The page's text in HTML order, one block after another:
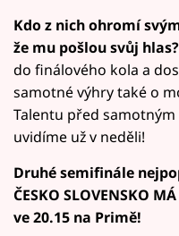
Kdo z nich ohromí
že mu pošlou svůj hlas?
do finálového kola a
samotné výhry také o
Talentu před samotným
uvidíme už v neděli!
Druhé semifinále
ČESKO SLOVENSKO
ve 20.15 na Primě!